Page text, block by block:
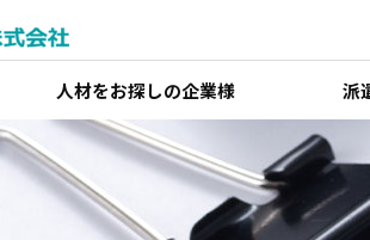
人材をお探しの企業様 派